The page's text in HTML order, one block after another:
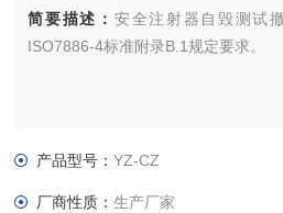
简要描述： 安全注射器自毁测试
ISO7886-4标准附录B.1规定要求。
产品型号：YZ-CZ
厂商性质：生产厂家